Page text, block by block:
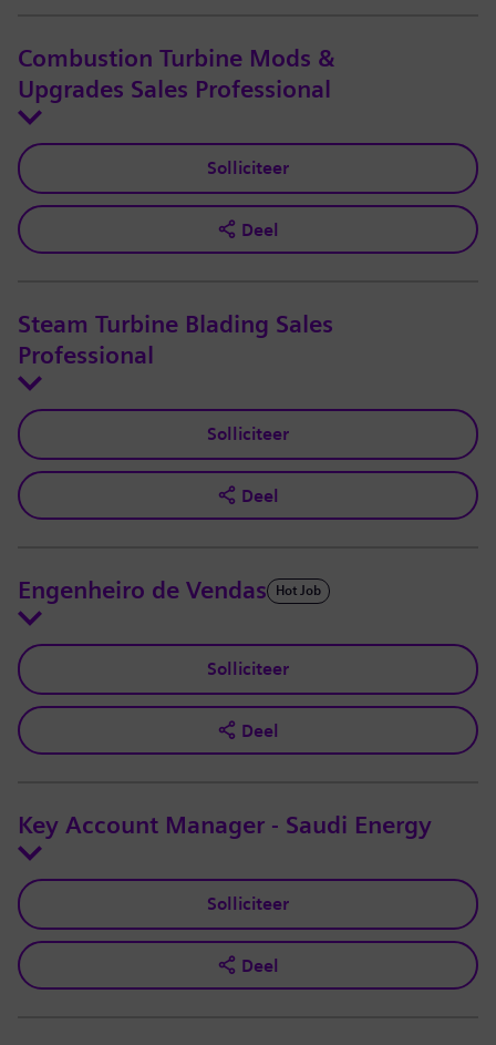
Combustion Turbine Mods &
Upgrades Sales Professional
Solliciteer
Deel
Steam Turbine Blading Sales
Professional
Solliciteer
Deel
Engenheiro de Vendas Hot Job
Solliciteer
Deel
Key Account Manager - Saudi Energy
Solliciteer
Deel